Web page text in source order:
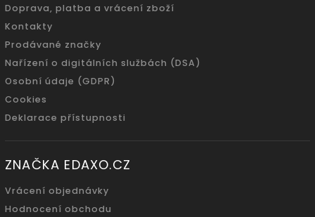
Doprava, platba a vrácení zboží
Kontakty
Prodávané značky
Nařízení o digitálních službách (DSA)
Osobní údaje (GDPR)
Cookies
Deklarace přístupnosti
ZNAČKA EDAXO.CZ
Vrácení objednávky
Hodnocení obchodu